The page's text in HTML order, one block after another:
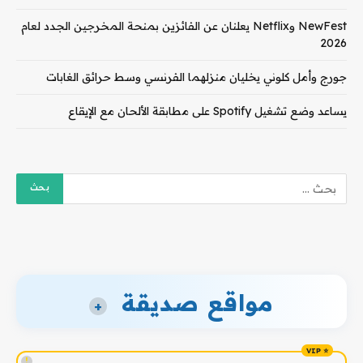
NewFest وNetflix يعلنان عن الفائزين بمنحة المخرجين الجدد لعام
2026
جورج وأمل كلوني يخليان منزلهما الفرنسي وسط حرائق الغابات
يساعد وضع تشغيل Spotify على مطابقة الألحان مع الإيقاع
مواقع صديقة +
!